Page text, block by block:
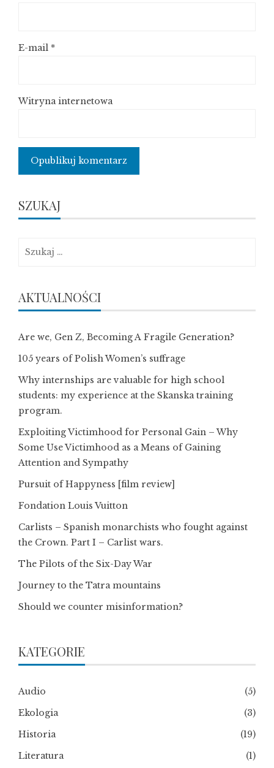
E-mail *
Witryna internetowa
SZUKAJ
AKTUALNOŚCI
Are we, Gen Z, Becoming A Fragile Generation?
105 years of Polish Women’s suffrage
Why internships are valuable for high school
students: my experience at the Skanska training
program.
Exploiting Victimhood for Personal Gain – Why
Some Use Victimhood as a Means of Gaining
Attention and Sympathy
Pursuit of Happyness [film review]
Fondation Louis Vuitton
Carlists – Spanish monarchists who fought against
the Crown. Part I – Carlist wars.
The Pilots of the Six-Day War
Journey to the Tatra mountains
Should we counter misinformation?
KATEGORIE
Audio
(5)
Ekologia
(3)
Historia
(19)
Literatura
(1)